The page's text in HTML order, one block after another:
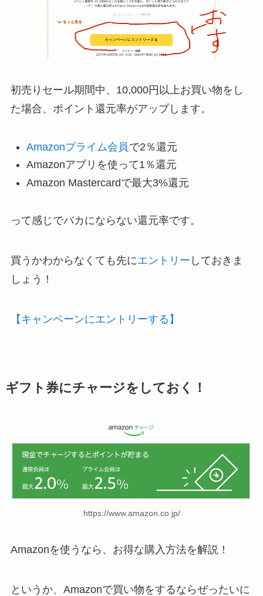
初売りセール期間中、10,000円以上お買い物をし
た場合、ポイント還元率がアップします。
Amazonプライム会員 で2％還元
Amazonアプリを使って1％還元
Amazon Mastercardで最大3%還元
って感じでバカにならない還元率です。
買うかわからなくても先にエントリー しておきま
しょう！
【キャンペーンにエントリーする】
ギフト券にチャージをしておく！
https://www.amazon.co.jp/
Amazonを使うなら、お得な購入方法を解説！
というか、Amazonで買い物をするならぜったいに